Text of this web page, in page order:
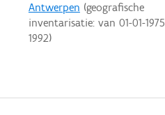
Antwerpen (geografische
inventarisatie: van 01-01-1975
1992)